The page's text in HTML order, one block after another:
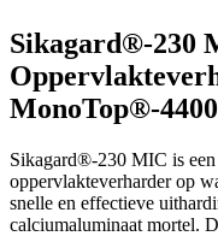
Sikagard®-230
MonoTop®-
Sikagard®-230 MIC is
oppervlakteverharder op
snelle en effectieve
calciumaluminaat mortel.